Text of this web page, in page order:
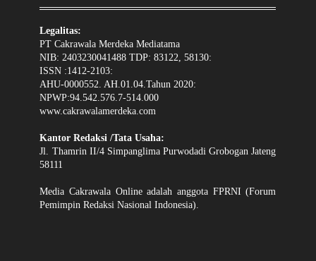
Legalitas:
PT Cakrawala Merdeka Mediatama
NIB: 2403230041488 TDP: 83122, 58130:
ISSN :1412-2103:
AHU-0000552. AH.01.04.Tahun 2020:
NPWP:94.542.576.7-514.000
www.cakrawalamerdeka.com
Kantor Redaksi /Tata Usaha:
Jl. Thamrin II/4 Simpanglima Purwodadi Grobogan Jateng
58111
Media Cakrawala Online adalah anggota FPRNI (Forum
Pemimpin Redaksi Nasional Indonesia).